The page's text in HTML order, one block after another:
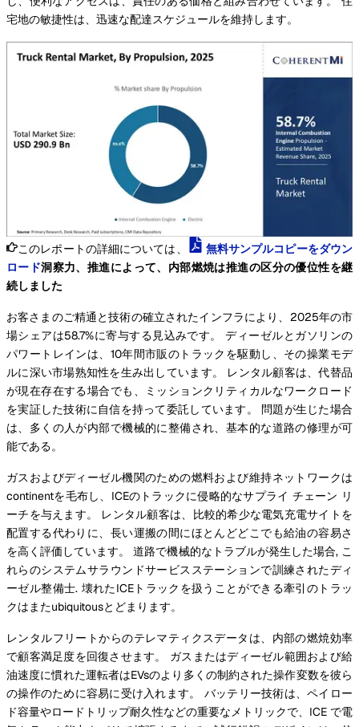
宅地の敏捷性は、迅速な配達スケジュールを維持します。
このレポートの詳細については、
無料サンプルコピーをダウン
ロード洞察力、推進によって、内部燃焼は推進の区分の優位性を継
続しました
お客さまのご精通と技術の確立されたインフラにより、2025年の市
場シェアは58.7%に寄与する見込みです。 ディーゼルとガソリンの
パワートレインは、10年間市販のトラックを駆動し、その操業モデ
ルに深い市場熟知性を生み出しています。 レンタル顧客は、代替品
が現在存在する場合でも、ミッションクリティカルなワークロード
を実証した技術に自信を持って委託しています。 問題が生じた場合
は、多くの人が内部で機械的に整備され、基本的な道路の修理が可
能である。
ガスおよびディーゼル機関のための燃料および維持ネットワークは
continentを毛布し、ICEのトラックに侵略的なサプライ チェーン リ
ーチを与えます。 レンタル顧客は、比較的希少な電気充電サイトを
配置する代わりに、長い運搬の間にほとんどどこでも給油の容易さ
を高く評価しています。 道路で機械的なトラブルが発生した場合, こ
れらのシステムサラウンドサービスステーションで訓練されたディ
ーゼル整備士. 壊れたICEトラックを扱うことができる牽引のトラッ
クはまたubiquitousとどまります。
レンタルフリートからのテレマティクスデータは、内部の燃焼効率
で顧客満足度を回復させます。 ガスまたはディーゼル範囲および給
油速度に慣れた運転者はEVsのより多くの制約された操作変数を彼ら
の操作のために容易に受け入れます。 バッテリー技術は、ペイロー
ド容量やロードトリップ耐久性などの重要なメトリックで、ICE で電